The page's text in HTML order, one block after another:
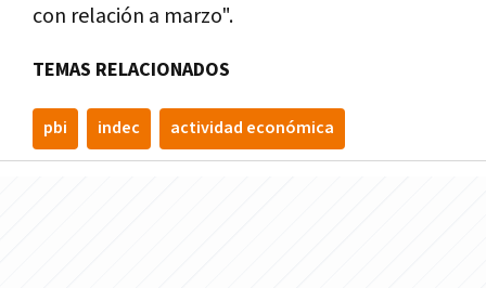
con relación a marzo".
TEMAS RELACIONADOS
pbi indec actividad económica